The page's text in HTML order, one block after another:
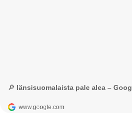
🔎 länsisuomalaista pale alea –
www.google.com